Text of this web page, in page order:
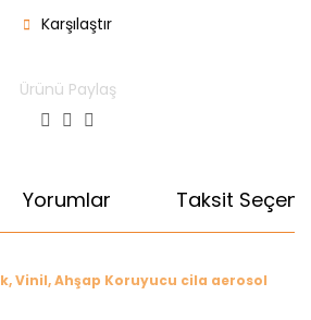
Karşılaştır
Ürünü Paylaş
Yorumlar Taksit
Vinil, Ahşap Koruyucu cila aerosol